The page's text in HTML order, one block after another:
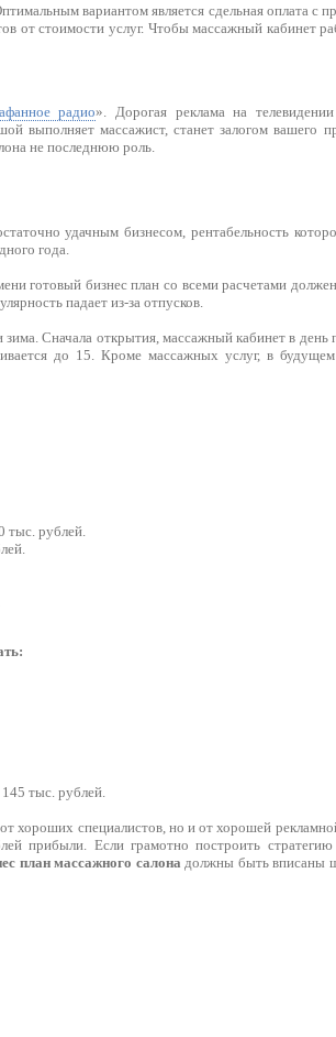
вариантом является сдельная оплата с
от стоимости услуг. Чтобы массажный кабинет
радио». Дорогая реклама на
выполняет массажист, станет залогом вашего
не последнюю роль.
удачным бизнесом, рентабельность
года.
готовый бизнес план со всеми расчетами
падает из-за отпусков.
Сначала открытия, массажный кабинет в день
до 15. Кроме массажных услуг, в
тыс. рублей.
тыс. рублей.
от хороших специалистов, но и от хорошей
прибыли. Если грамотно построить стратегию
план массажного салона должны быть вписаны